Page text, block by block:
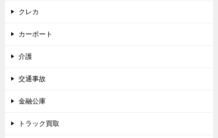
クレカ
カーポート
介護
交通事故
金融公庫
トラック買取